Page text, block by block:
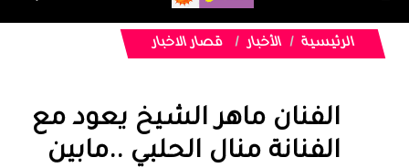
الرئيسية الأخبار قصار الاخبار
الفنان ماهر الشيخ يعود مع
الفنانة منال الحلبي ..مابين